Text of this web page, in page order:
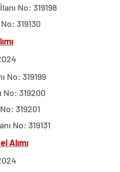
No: 319198
319130
No: 319199
No: 319200
319201
No: 319131
Alımı